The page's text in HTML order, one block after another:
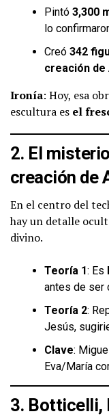
Pintó 3,300
lo
Creó 342
creación de
Ironía: Hoy, esa
escultura es el
2. El
creación de
En el centro del
hay un detalle
divino.
Teoría 1: Es
antes de ser
Teoría 2:
Jesús,
Clave:
Eva/María
3. Botticelli,